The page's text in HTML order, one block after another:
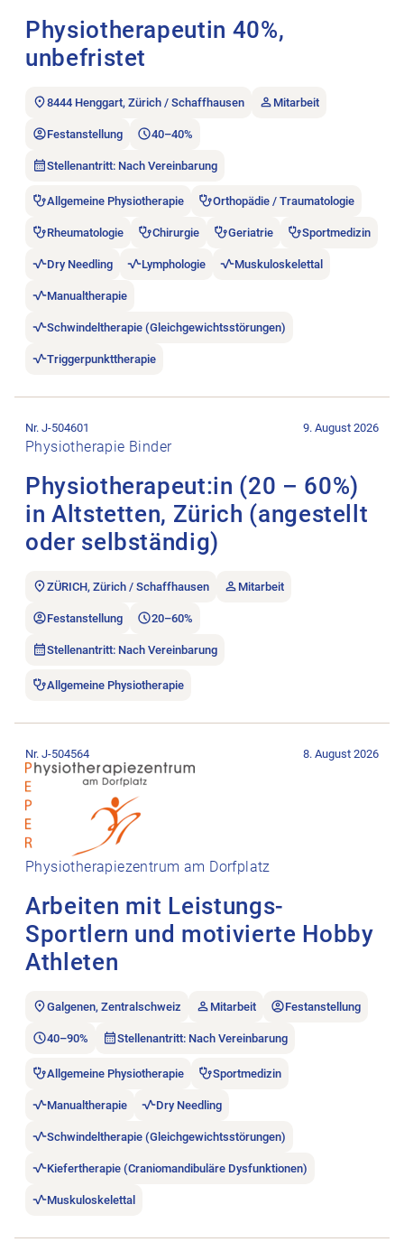
Physiotherapeutin 40%,
unbefristet
8444 Henggart, Zürich / Schaffhausen Mitarbeit
Festanstellung 40–40%
Stellenantritt: Nach Vereinbarung
Allgemeine Physiotherapie Orthopädie / Traumatologie
Rheumatologie Chirurgie Geriatrie Sportmedizin
Dry Needling Lymphologie Muskuloskelettal
Manualtherapie
Schwindeltherapie (Gleichgewichtsstörungen)
Triggerpunkttherapie
Physiotherapie Binder
Physiotherapeut:in (20 – 60%)
in Altstetten, Zürich (angestellt
oder selbständig)
Nr. J-504601 9. August 2026
ZÜRICH, Zürich / Schaffhausen Mitarbeit
Festanstellung 20–60%
Stellenantritt: Nach Vereinbarung
Allgemeine Physiotherapie
Physiotherapiezentrum am Dorfplatz
Arbeiten mit Leistungs-
Sportlern und motivierte Hobby
Athleten
Nr. J-504564 8. August 2026
Galgenen, Zentralschweiz Mitarbeit Festanstellung
40–90% Stellenantritt: Nach Vereinbarung
Allgemeine Physiotherapie Sportmedizin
Manualtherapie Dry Needling
Schwindeltherapie (Gleichgewichtsstörungen)
Kiefertherapie (Craniomandibuläre Dysfunktionen)
Muskuloskelettal